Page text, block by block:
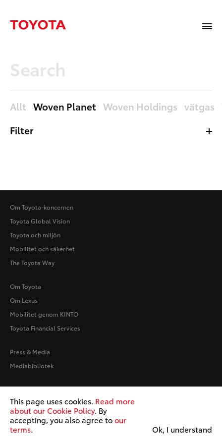
Allt Woven Planet Woven Holdings vätgas
Filter
This page uses cookies. Read more
about our Cookie Policy. By
accepting, you also agree toour
terms. Ok, I understand
Om Toyota-koncernen
Toyota Global Vision
Toyota och miljön
Mobilitet och säkerhet
The Toyota Way
Om Toyota
Om Lexus
Mobilitet genom KINTO
Toyota Financial Services
Press & Media
Mediabibliotek
Användarvillkor
Cookiepolicy
Copyright © Toyota